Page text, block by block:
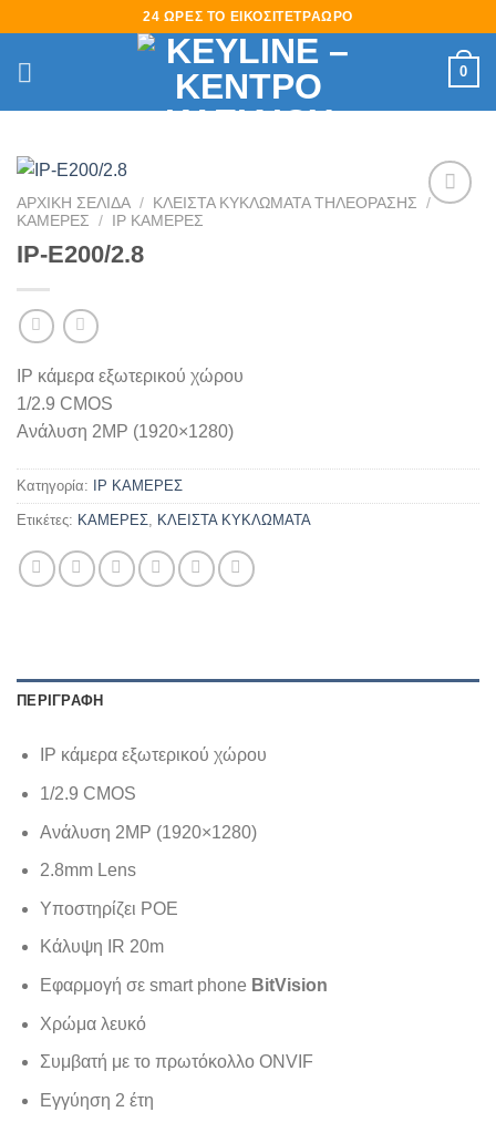
content
24 ΩΡΕΣ ΤΟ ΕΙΚΟΣΙΤΕΤΡΑΩΡΟ
0
ΑΡΧΙΚΉ ΣΕΛΊΔΑ / ΚΛΕΙΣΤΑ ΚΥΚΛΩΜΑΤΑ ΤΗΛΕΟΡΑΣΗΣ
/
ΚΑΜΕΡΕΣ
/ ΙΡ ΚΑΜΕΡΕΣ
IP-E200/2.8
IP κάμερα εξωτερικού χώρου
1/2.9 CMOS
Ανάλυση 2MP (1920×1280)
Κατηγορία: ΙΡ ΚΑΜΕΡΕΣ
Ετικέτες: ΚΑΜΕΡΕΣ ΚΛΕΙΣΤΑ ΚΥΚΛΩΜΑΤΑ
ΠΕΡΙΓΡΑΦΉ
IP κάμερα εξωτερικού χώρου
1/2.9 CMOS
Ανάλυση 2MP (1920×1280)
2.8mm Lens
Υποστηρίζει POE
Κάλυψη IR 20m
Εφαρμογή σε smart phone BitVision
Χρώμα λευκό
Συμβατή με το πρωτόκολλο ONVIF
Εγγύηση 2 έτη